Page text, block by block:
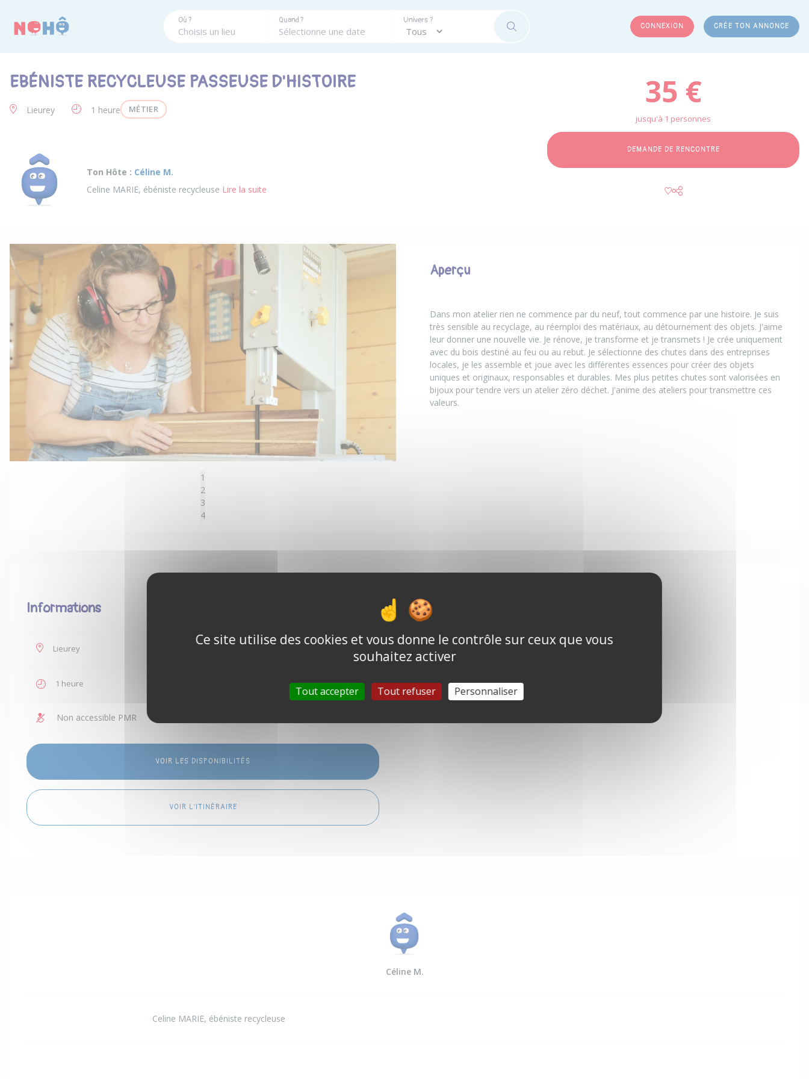
Où ? Quand ? Univers ?
RECHERCHER CONNEXION CRÉE TON ANNONCE
EBÉNISTE RECYCLEUSE PASSEUSE D'HISTOIRE
Lieurey 1 heure MÉTIER
Ton Hôte : Céline M.
Celine MARIE, ébéniste recycleuse Lire la suite
35 €
jusqu'à 1 personnes
DEMANDE DE RENCONTRE
1
2
3
4
Aperçu
Dans mon atelier rien ne commence par du neuf, tout commence par une histoire. Je suis
très sensible au recyclage, au réemploi des matériaux, au détournement des objets. J'aime
leur donner une nouvelle vie. Je rénove, je transforme et je transmets ! Je crée uniquement
avec du bois destiné au feu ou au rebut. Je sélectionne des chutes dans des entreprises
locales, je les assemble et joue avec les différentes essences pour créer des objets
uniques et originaux, responsables et durables. Mes plus petites chutes sont valorisées en
bijoux pour tendre vers un atelier zéro déchet. J'anime des ateliers pour transmettre ces
Informations
Lieurey
1 heure
Non accessible PMR
VOIR LES DISPONIBILITÉS
VOIR L'ITINÉRAIRE
Céline M.
Celine MARIE, ébéniste recycleuse
Ce site utilise des cookies et vous donne le contrôle sur ceux que vous
souhaitez activer
Tout accepter Tout refuser Personnaliser